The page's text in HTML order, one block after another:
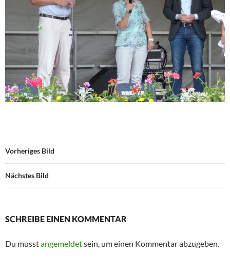
Vorheriges Bild
Nächstes Bild
SCHREIBE EINEN KOMMENTAR
Du musstangemeldetsein, um einen Kommentar abzugeben.